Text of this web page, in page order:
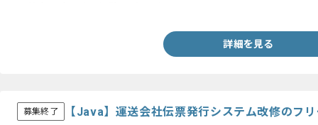
詳細を見る
募集終了 【Java】運送会社伝票発行システム改修のフ